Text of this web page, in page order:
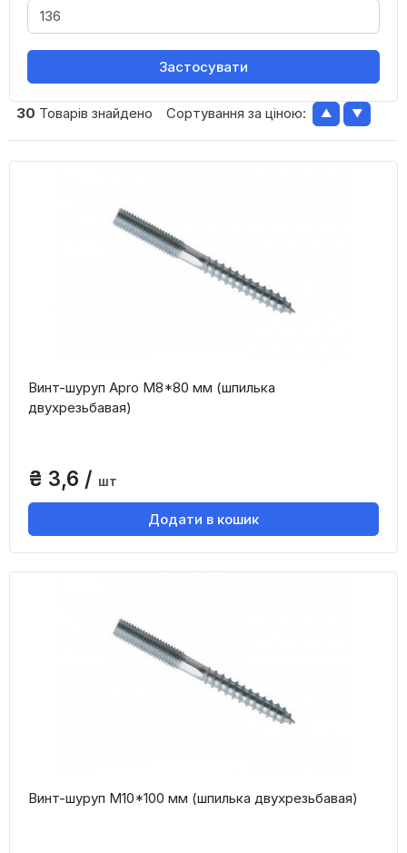
Застосувати
30 Товарів знайдено Сортування за ціною: ▲ ▼
Винт-шуруп Apro М8*80 мм (шпилька
двухрезьбавая)
₴ 3,6 / шт
Додати в кошик
Винт-шуруп М10*100 мм (шпилька двухрезьбавая)